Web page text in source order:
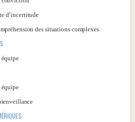
d’incertitude
des situations complexes